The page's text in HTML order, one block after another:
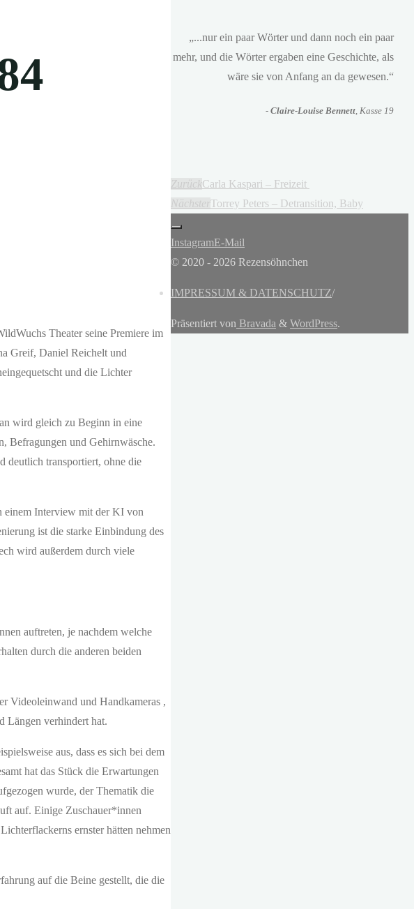
Theater seine Premiere im
Greif, Daniel Reichelt und
und die Lichter
wird gleich zu Beginn in eine
Befragungen und Gehirnwäsche.
deutlich transportiert, ohne die
einem Interview mit der KI von
ist die starke Einbindung des
wird außerdem durch viele
auftreten, je nachdem welche
durch die anderen beiden
Videoleinwand und Handkameras ,
Längen verhindert hat.
aus, dass es sich bei dem
hat das Stück die Erwartungen
wurde, der Thematik die
auf. Einige Zuschauer*innen
ernster hätten nehmen
auf die Beine gestellt, die die
„...nur ein paar Wörter und dann noch ein paar
mehr, und die Wörter ergaben eine Geschichte, als
wäre sie von Anfang an da gewesen.“
- Claire-Louise Bennett, Kasse 19
ZurückCarla Kaspari – Freizeit
NächsterTorrey Peters – Detransition, Baby
InstagramE-Mail
© 2020 - 2026 Rezensöhnchen
IMPRESSUM & DATENSCHUTZ/
Präsentiert von Bravada & WordPress.